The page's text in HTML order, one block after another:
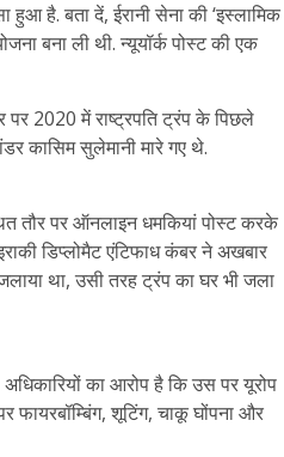
हुआ है. बता दें, ईरानी सेना की ‘इस्लामिक
बना ली थी. न्यूयॉर्क पोस्ट की एक
2020 में राष्ट्रपति ट्रंप के पिछले
कासिम सुलेमानी मारे गए थे.
तौर पर ऑनलाइन धमकियां पोस्ट करके
डिप्लोमैट एंटिफाध कंबर ने अखबार
था, उसी तरह ट्रंप का घर भी जला
का आरोप है कि उस पर यूरोप
फायरबॉम्बिंग, शूटिंग, चाकू घोंपना और